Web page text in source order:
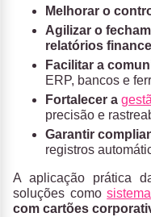
Melhorar o
Agilizar o
relatórios
Facilitar a
ERP, bancos e
Fortalecer a
precisão e
Garantir
registros
A aplicação prática
soluções como
com cartões